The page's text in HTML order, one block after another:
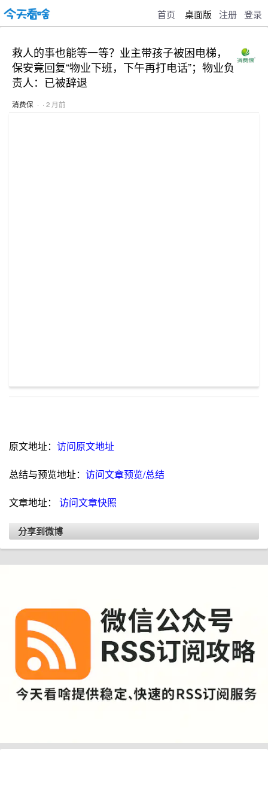
首页 桌面版 注册 登录
救人的事也能等一等？业主带孩子被困电梯，
保安竟回复“物业下班，下午再打电话”；物业负
责人：已被辞退
消费保 · · 2 月前
原文地址： 访问原文地址
总结与预览地址： 访问文章预览/总结
文章地址： 访问文章快照
分享到微博